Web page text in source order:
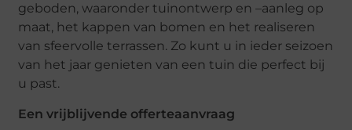
geboden, waaronder tuinontwerp en –aanleg op
maat, het kappen van bomen en het realiseren
van sfeervolle terrassen. Zo kunt u in ieder seizoen
van het jaar genieten van een tuin die perfect bij
u past.
Een vrijblijvende offerteaanvraag